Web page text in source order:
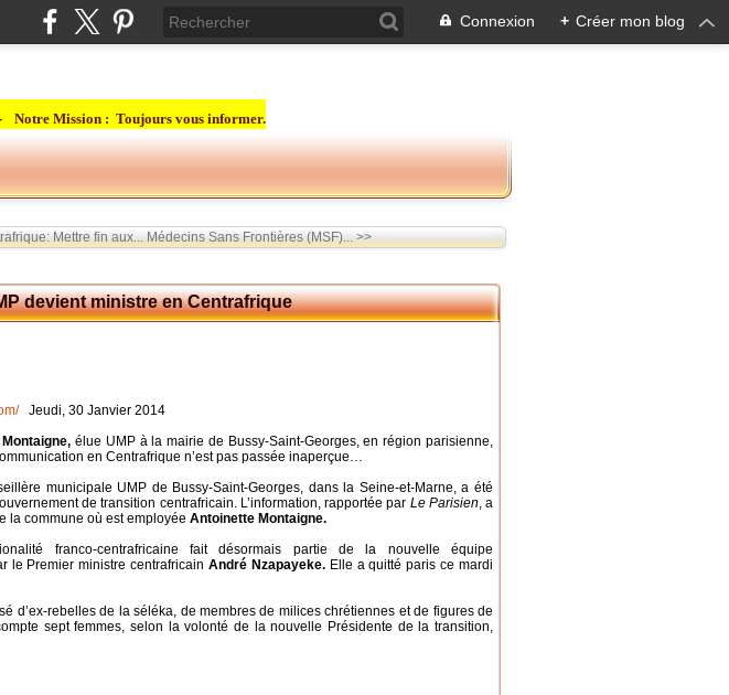
Connexion + Créer mon blog
Notre Mission : Toujours vous informer.
Mettre fin aux... Médecins Sans Frontières (MSF)... >>
devient ministre en Centrafrique
Jeudi, 30 Janvier 2014
élue UMP à la mairie de Bussy-Saint-Georges, en région parisienne,
en Centrafrique n’est pas passée inaperçue…
municipale UMP de Bussy-Saint-Georges, dans la Seine-et-Marne, a été
de transition centrafricain. L’information, rapportée par Le Parisien, a
la commune où est employée Antoinette Montaigne.
franco-centrafricaine fait désormais partie de la nouvelle équipe
le Premier ministre centrafricain André Nzapayeke.Elle a quitté paris ce mardi
d’ex-rebelles de la séléka, de membres de milices chrétiennes et de figures de
sept femmes, selon la volonté de la nouvelle Présidente de la transition,